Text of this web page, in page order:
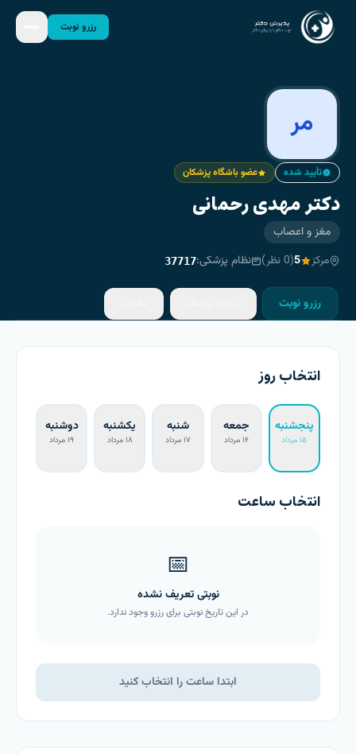
رزرو نوبت
مر
تأیید شده عضو باشگاه پزشکان
دکتر مهدی رحمانی
مغز و اعصاب
مرکز
5
(
0نظر) نظام پزشکی:37717
رزرو نوبت
انتخاب روز
پنجشنبه
۱۵ مرداد
جمعه
۱۶ مرداد
شنبه
۱۷ مرداد
یکشنبه
۱۸ مرداد
دوشنبه
۱۹ مرداد
انتخاب ساعت
📅
نوبتی تعریف نشده
در این تاریخ نوبتی برای رزرو وجود ندارد.
ابتدا ساعت را انتخاب کنید